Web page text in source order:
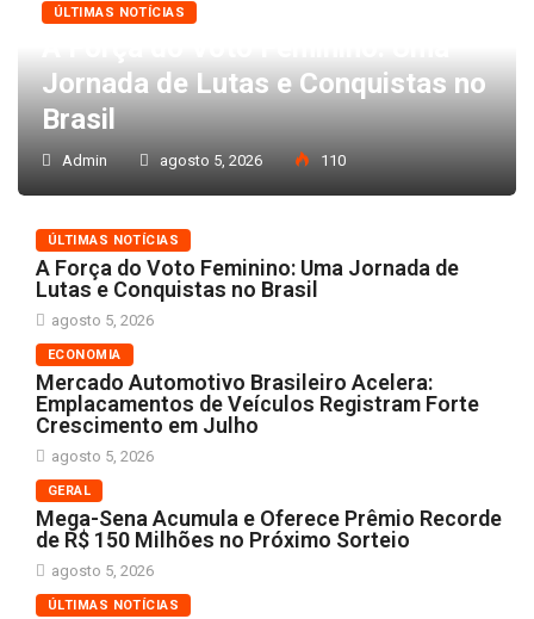
ÚLTIMAS NOTÍCIAS
Jornada de Lutas e Conquistas no
Brasil
Admin agosto 5, 2026 110
ÚLTIMAS NOTÍCIAS
A Força do Voto Feminino: Uma Jornada de
Lutas e Conquistas no Brasil
agosto 5, 2026
ECONOMIA
Mercado Automotivo Brasileiro Acelera:
Emplacamentos de Veículos Registram Forte
Crescimento em Julho
agosto 5, 2026
GERAL
Mega-Sena Acumula e Oferece Prêmio Recorde
de R$ 150 Milhões no Próximo Sorteio
agosto 5, 2026
ÚLTIMAS NOTÍCIAS